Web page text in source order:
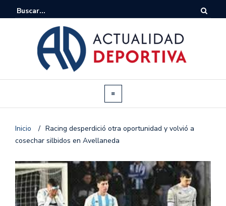
Inicio / Racing desperdició otra oportunidad y volvió a
cosechar silbidos en Avellaneda